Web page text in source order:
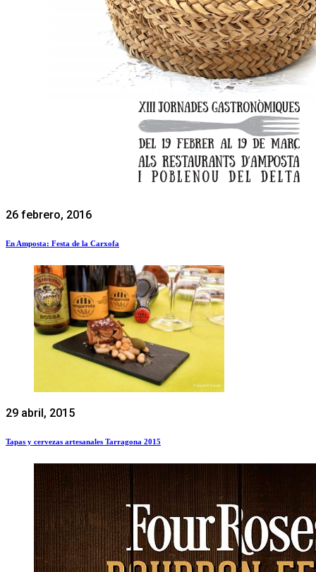
26 febrero, 2016
En Amposta: Festa de la Carxofa
29 abril, 2015
Tapas y cervezas artesanales Tarragona 2015